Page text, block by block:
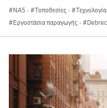
καθόρισε από νωρίς την
βιωσιμότητα και την
στρατηγικής της
μέχρι την παραγωγή, και
προϊόντα της.
NA5 · Τοποθεσίες · Τεχνολογία
Εργοστάσια παραγωγής ·